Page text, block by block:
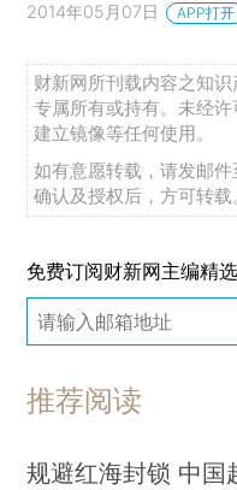
2014年05月07日 APP打开
财新网所刊载内容之知
专属所有或持有。未经
建立镜像等任何使用。
如有意愿转载，请发邮件
确认及授权后，方可转载
免费订阅财新网主编精
推荐阅读
规避红海封锁 中国